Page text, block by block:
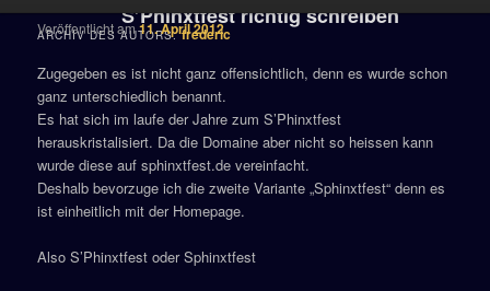
ARCHIV DES AUTORS:frederic
S’Phinxtfest richtig schreiben
Veröffentlicht am11. April 2012
Zugegeben es ist nicht ganz offensichtlich, denn es wurde schon
ganz unterschiedlich benannt.
Es hat sich im laufe der Jahre zum S’Phinxtfest
herauskristalisiert. Da die Domaine aber nicht so heissen kann
wurde diese auf sphinxtfest.de vereinfacht.
Deshalb bevorzuge ich die zweite Variante „Sphinxtfest“ denn es
ist einheitlich mit der Homepage.
Also S’Phinxtfest oder Sphinxtfest